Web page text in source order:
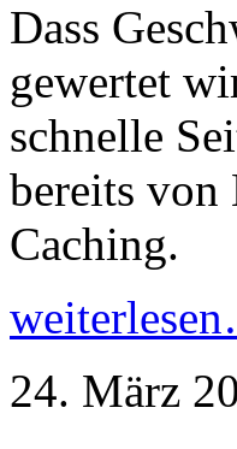
Dass
gewertet
schnelle
bereits von
Caching.
24. März